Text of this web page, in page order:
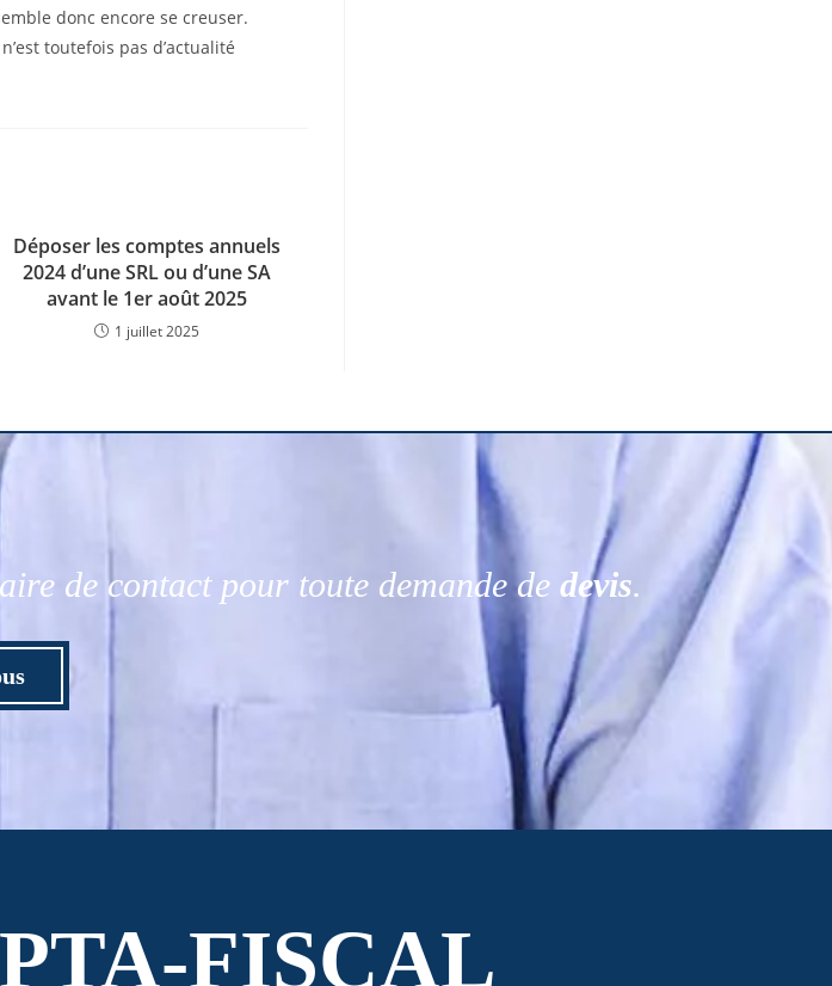
donc encore se creuser.
toutefois pas d’actualité
Déposer les comptes annuels
2024 d’une SRL ou d’une SA
avant le 1er août 2025
1 juillet 2025
de contact pour toute demande de devis.
FISCAL